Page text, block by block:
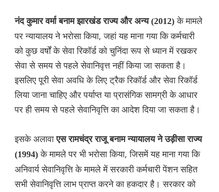
नंद कुमार वर्मा बनाम झारखंड राज्य और अन्य (2012)के मामले
पर न्यायालय ने भरोसा किया, जहां यह माना गया कि कर्मचारी
को कुछ वर्षों के सेवा रिकॉर्ड को चुनिंदा रूप से ध्यान में रखकर
सेवा से समय से पहले सेवानिवृत्त नहीं किया जा सकता है।
इसलिए पूरी सेवा अवधि के लिए ट्रैक रिकॉर्ड और सेवा रिकॉर्ड
लिया जाना चाहिए और पर्याप्त या प्रासंगिक सामग्री के आधार
पर ही समय से पहले सेवानिवृत्ति का आदेश दिया जा सकता है।
इसके अलावाएस रामचंद्र राजू बनाम न्यायालय ने उड़ीसा राज्य
(1994)के मामले पर भी भरोसा किया, जिसमें यह माना गया कि
अनिवार्य सेवानिवृत्ति के मामले में सरकारी कर्मचारी पेंशन सहित
सभी सेवानिवृत्ति लाभ प्राप्त करने का हकदार है। सरकार को